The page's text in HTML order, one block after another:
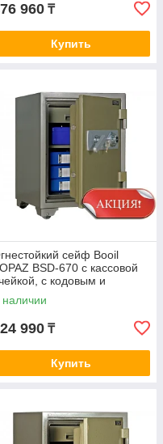
960 ₸
Купить
сейф Booil
BSD-670 с кассовой
с кодовым и
замками
наличии
990 ₸
Купить